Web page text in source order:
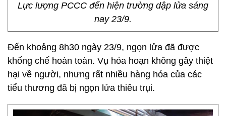
Lực lượng PCCC đến hiện trường dập lửa sáng
nay 23/9.
Đến khoảng 8h30 ngày 23/9, ngọn lửa đã được
khống chế hoàn toàn. Vụ hỏa hoạn không gây thiệt
hại về người, nhưng rất nhiều hàng hóa của các
tiểu thương đã bị ngọn lửa thiêu trụi.